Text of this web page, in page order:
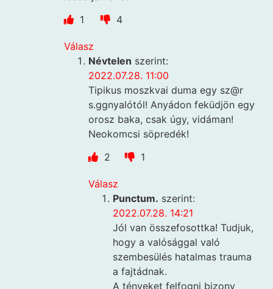
1
4
Válasz
Névtelen szerint:
2022.07.28. 11:00
Tipikus moszkvai duma egy sz@r
s.ggnyalótól! Anyádon feküdjön egy
orosz baka, csak úgy, vidáman!
Neokomcsi söpredék!
2
1
Válasz
Punctum. szerint:
2022.07.28. 14:21
Jól van összefosottka! Tudjuk,
hogy a valósággal való
szembesülés hatalmas trauma
a fajtádnak.
A tényeket felfogni bizony